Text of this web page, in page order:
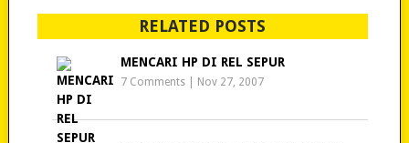
RELATED POSTS
MENCARI HP DI REL SEPUR
7 Comments Nov 27, 2007